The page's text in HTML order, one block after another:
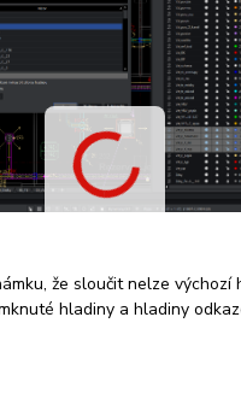
že sloučit nelze výchozí
hladiny a hladiny